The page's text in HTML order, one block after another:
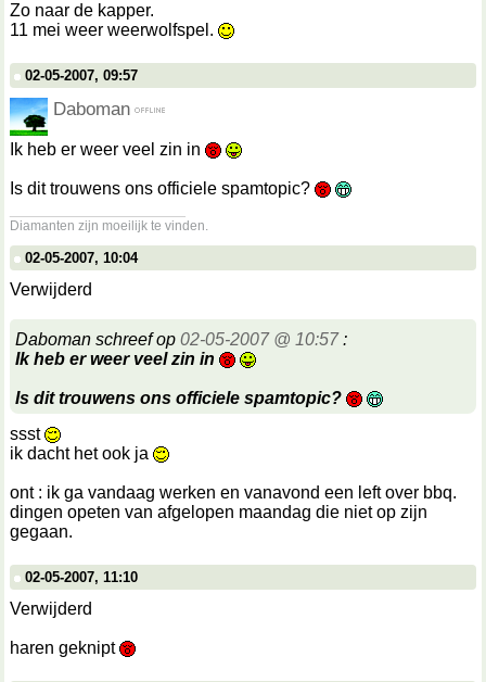
Zo naar de kapper.
11 mei weer weerwolfspel.
02-05-2007, 09:57
Daboman
Ik heb er weer veel zin in
Is dit trouwens ons officiele spamtopic?
Diamanten zijn moeilijk te vinden.
02-05-2007, 10:04
Verwijderd
Daboman schreef op 02-05-2007 @ 10:57:
Ik heb er weer veel zin in
Is dit trouwens ons officiele spamtopic?
ssst
ik dacht het ook ja
ont : ik ga vandaag werken en vanavond een left over bbq.
dingen opeten van afgelopen maandag die niet op zijn
gegaan.
02-05-2007, 11:10
Verwijderd
haren geknipt